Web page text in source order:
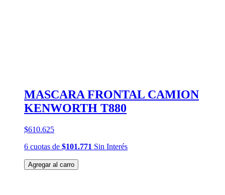
MASCARA FRONTAL CAMION
KENWORTH T880
$610.625
6 cuotas de $101.771 Sin Interés
Agregar al carro